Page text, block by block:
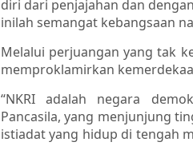
diri dari penjajahan dan
inilah semangat kebangsaan
Melalui perjuangan yang tak
memproklamirkan
“NKRI adalah negara
Pancasila, yang menjunjung
istiadat yang hidup di tengah